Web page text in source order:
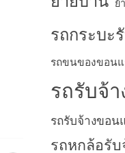
ย้
รถกระบะ
รถขนของขอน
รถรับจ้า
รถรับจ้างขอน
รถหกล้อรับ